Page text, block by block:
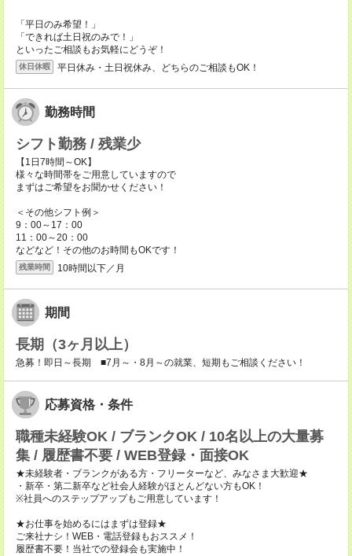
「平日のみ希望！」
「できれば土日祝のみで！」
といったご相談もお気軽にどうぞ！
休日休暇 平日休み・土日祝休み、どちらのご相談もOK！
勤務時間
シフト勤務 / 残業少
【1日7時間～OK】
様々な時間帯をご用意していますので
まずはご希望をお聞かせください！
＜その他シフト例＞
9：00～17：00
11：00～20：00
などなど！その他のお時間もOKです！
残業時間 10時間以下／月
期間
長期（3ヶ月以上）
急募！即日～長期 ■7月～・8月～の就業、短期もご相談ください！
応募資格・条件
職種未経験OK / ブランクOK / 10名以上の大量募
集 / 履歴書不要 / WEB登録・面接OK
★未経験者・ブランクがある方・フリーターなど、みなさま大歓迎★
・新卒・第二新卒など社会人経験がほとんどない方もOK！
※社員へのステップアップもご用意しています！
★お仕事を始めるにはまずは登録★
ご来社ナシ！WEB・電話登録もおススメ！
履歴書不要！当社での登録会も実施中！